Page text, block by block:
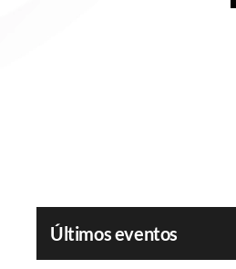
Últimos eventos